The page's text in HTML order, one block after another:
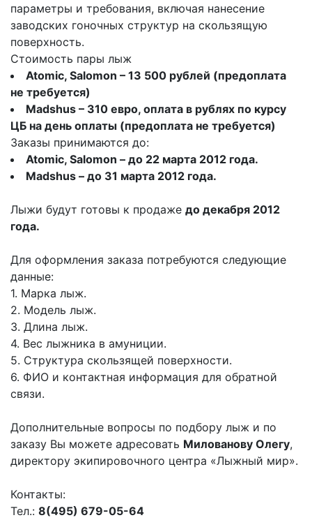
параметры и требования, включая нанесение
заводских гоночных структур на скользящую
поверхность.
Стоимость пары лыж
Atomic, Salomon – 13 500 рублей (предоплата
не требуется)
Madshus – 310 евро, оплата в рублях по курсу
ЦБ на день оплаты (предоплата не требуется)
Заказы принимаются до:
Atomic, Salomon – до 22 марта 2012 года.
Madshus – до 31 марта 2012 года.
Лыжи будут готовы к продаже до декабря 2012
года.
Для оформления заказа потребуются следующие
данные:
1. Марка лыж.
2. Модель лыж.
3. Длина лыж.
4. Вес лыжника в амуниции.
5. Структура скользящей поверхности.
6. ФИО и контактная информация для обратной
связи.
Дополнительные вопросы по подбору лыж и по
заказу Вы можете адресовать Милованову Олегу,
директору экипировочного центра «Лыжный мир».
Контакты:
Тел.: 8(495) 679-05-64